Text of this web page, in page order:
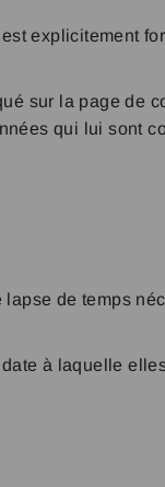
explicitement
sur la page de
qui lui sont
de temps
à laquelle